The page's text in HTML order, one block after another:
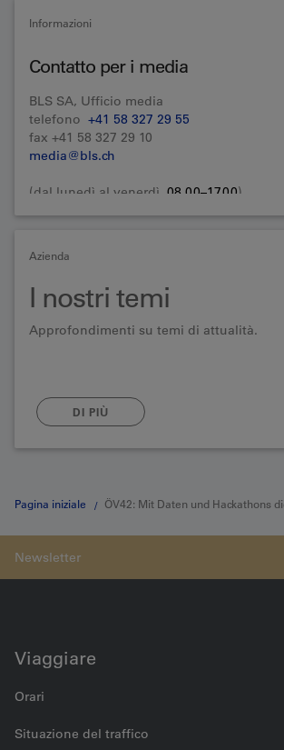
Informazioni
Contatto per i media
BLS SA, Ufficio media
telefono +41 58 327 29 55
fax +41 58 327 29 10
media@bls.ch
(dal lunedì al venerdì, 08.00–17.00)
Azienda
I nostri temi
Approfondimenti su temi di attualità.
DI PIÙ
Pagina iniziale ÖV42: Mit Daten und Hackathons
Viaggiare
Orari
Situazione del traffico